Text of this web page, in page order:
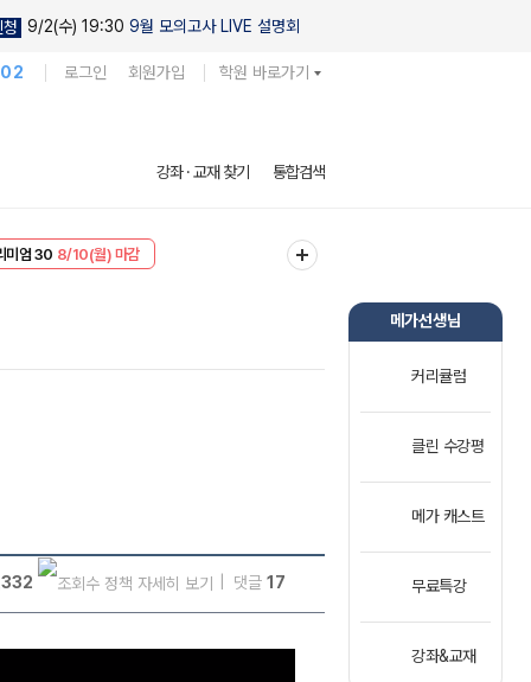
청 9/2(수) 19:30 9월 모의고사 LIVE 설명회
로그인 회원가입 학원 바로가기
강좌 · 교재 찾기 통합검색
미엄 30 8/10(월) 마감
댓글 17
메가선생님
커리큘럼
클린 수강평
메가 캐스트
무료특강
강좌&교재